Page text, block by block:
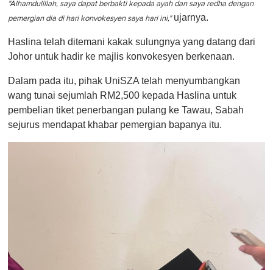
"Alhamdulillah, saya dapat berbakti kepada ayah dan saya redha dengan
pemergian dia di hari konvokesyen saya hari ini,"ujarnya.
Haslina telah ditemani kakak sulungnya yang datang dari
Johor untuk hadir ke majlis konvokesyen berkenaan.
Dalam pada itu, pihak UniSZA telah menyumbangkan
wang tunai sejumlah RM2,500 kepada Haslina untuk
pembelian tiket penerbangan pulang ke Tawau, Sabah
sejurus mendapat khabar pemergian bapanya itu.